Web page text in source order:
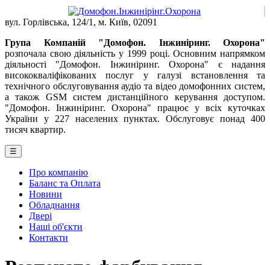
вул. Горлівська, 124/1, м. Київ, 02091
Група Компаній "Домофон. Інжиніринг. Охорона"
розпочала свою діяльність у 1999 році. Основним напрямком
діяльності "Домофон. Інжиніринг. Охорона" є надання
висококваліфікованих послуг у галузі встановлення та
технічного обслуговування аудіо та відео домофонних систем,
а також GSM систем дистанційного керування доступом.
"Домофон. Інжиніринг. Охорона" працює у всіх куточках
України у 227 населених пунктах. Обслуговує понад 400
тисяч квартир.
☰
Про компанію
Баланс та Оплата
Новини
Обладнання
Двері
Наші об'єкти
Контакти